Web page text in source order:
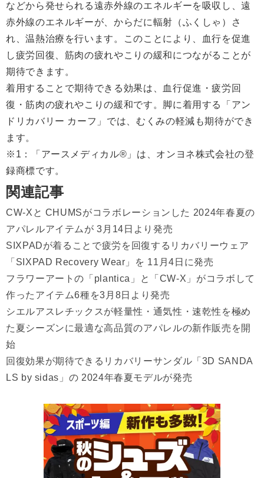
などから発せられる遠赤外線のエネルギーを吸収し、遠
赤外線のエネルギーが、からだに輻射（ふくしゃ）さ
れ、温熱治療を行います。このことにより、血行を促進
し疲労回復、筋肉の疲れやこりの緩和につながることが
期待できます。
着用することで期待できる効果は、血行促進・疲労回
復・筋肉の疲れやこりの緩和です。脚に着用する「アン
ドリカバリー カーフ」では、むくみの軽減も期待ができ
ます。
※1：「アースメディカル®」は、オンヨネ株式会社の登
録商標です。
関連記事
CW-Xと CHUMSがコラボレーションした 2024年春夏の
アパレルアイテムが 3月14日より発売
SIXPADが着ることで疲労を回復するリカバリーウェア
「SIXPAD Recovery Wear」を 11月4日に発売
フラワーアートの「plantica」と「CW-X」がコラボして
作ったアイテム6種を3月8日より発売
シエルアスレチックスが軽量性・通気性・速乾性を極め
た夏シーズンに最適な高品質のアパレルの新作販売を開
始
回復効果が期待できるリカバリーサンダル「3D SANDA
LS by sidas」の 2024年春夏モデルが発売